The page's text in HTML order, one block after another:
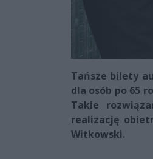
Tańsze bilety
dla osób po 65
Takie
realizację
Witkowski.